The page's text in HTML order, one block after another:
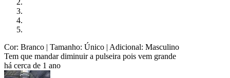
Cor: Branco | Tamanho: Único | Adicional: Masculino
Tem que mandar diminuir a pulseira pois vem grande
há cerca de 1 ano